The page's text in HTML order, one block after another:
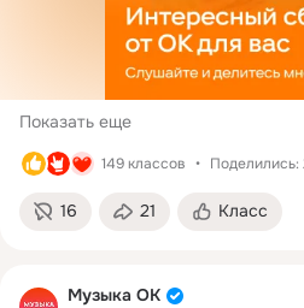
Показать еще
149 классов Поделились:
16 21 Класс
Музыка ОК